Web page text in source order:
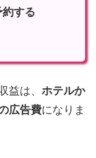
約する
益は、 ホテルか
広告費になりま